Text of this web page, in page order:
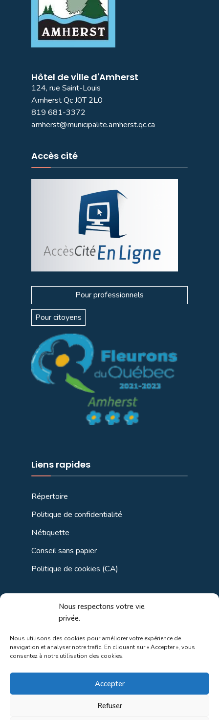
Nous respectons votre vie
privée.
Nous utilisons des cookies pour améliorer votre expérience de
navigation et analyser notre trafic. En cliquant sur « Accepter », vous
consentez à notre utilisation des cookies.
Accepter
Refuser
Hôtel de ville d'Amherst
124, rue Saint-Louis
Amherst Qc J0T 2L0
819 681-3372
amherst@municipalite.amherst.qc.ca
Accès cité
Pour professionnels
Pour citoyens
Liens rapides
Répertoire
Politique de confidentialité
Nétiquette
Conseil sans papier
Politique de cookies (CA)
Liens utiles
Liens régionaux
Liens gouvernements
Liens touristiques